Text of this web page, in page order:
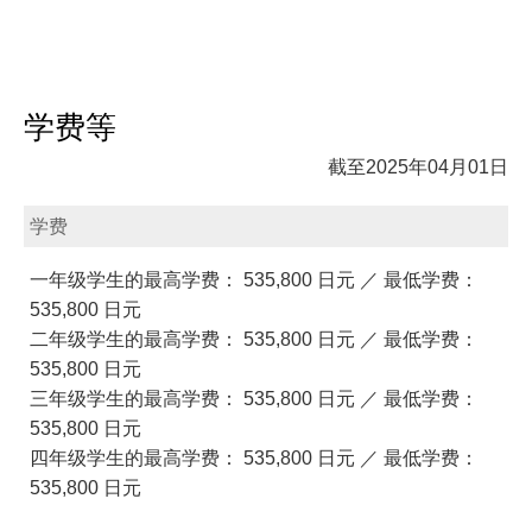
学费等
截至2025年04月01日
学费
一年级学生的最高学费： 535,800 日元 ／ 最低学费：
535,800 日元
二年级学生的最高学费： 535,800 日元 ／ 最低学费：
535,800 日元
三年级学生的最高学费： 535,800 日元 ／ 最低学费：
535,800 日元
四年级学生的最高学费： 535,800 日元 ／ 最低学费：
535,800 日元